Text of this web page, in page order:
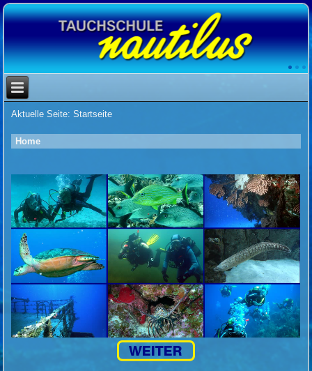
Aktuelle Seite:Startseite
Home